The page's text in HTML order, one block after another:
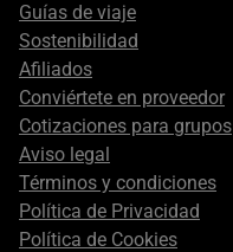
Guías de viaje
Sostenibilidad
Afiliados
Conviértete en proveedor
Cotizaciones para grupos
Aviso legal
Términos y condiciones
Política de Privacidad
Política de Cookies